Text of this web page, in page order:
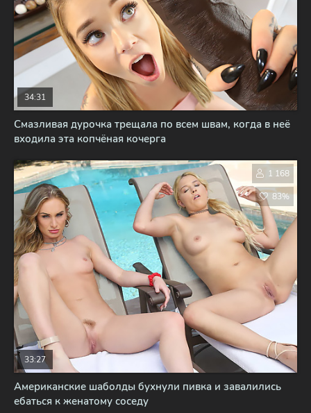
Смазливая дурочка трещала по всем швам, когда в неё
входила эта копчёная кочерга
34:31
Американские шаболды бухнули пивка и завалились
ебаться к женатому соседу
33:27
1 168
83%